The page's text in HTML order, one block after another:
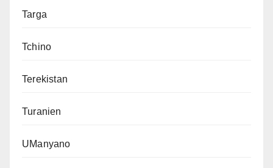
Targa
Tchino
Terekistan
Turanien
UManyano